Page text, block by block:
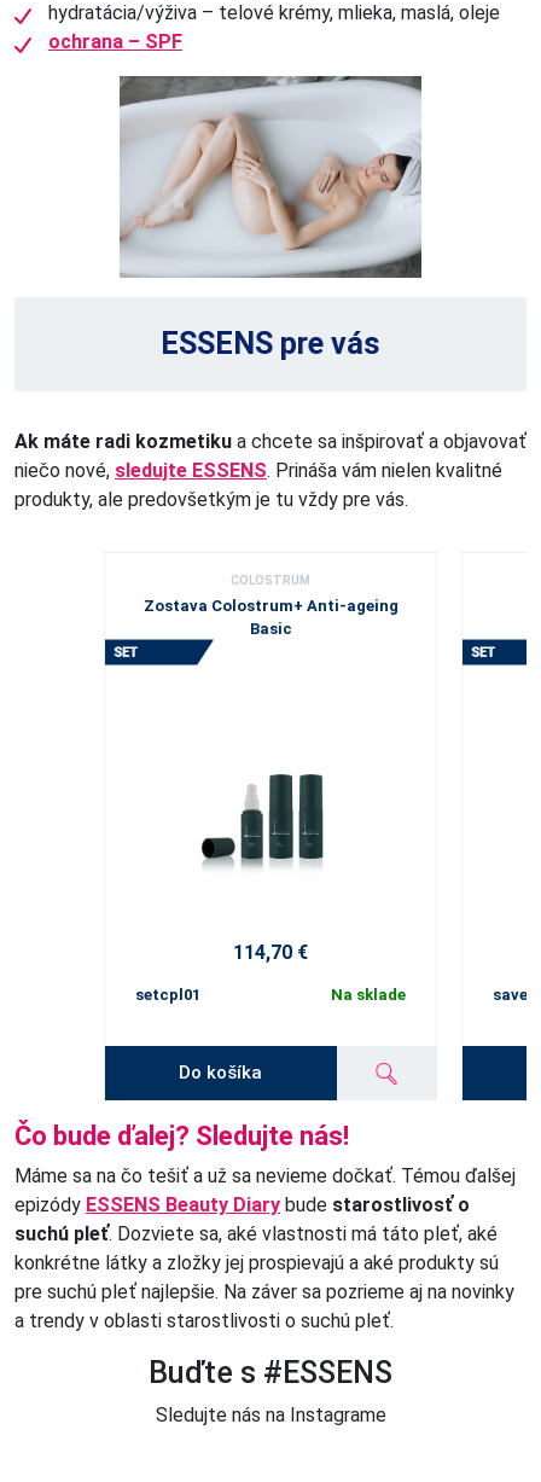
hydratácia/výživa – telové krémy, mlieka, maslá, oleje
ochrana – SPF
ESSENS pre vás
Ak máte radi kozmetiku a chcete sa inšpirovať a objavovať
niečo nové, sledujte ESSENS. Prináša vám nielen kvalitné
produkty, ale predovšetkým je tu vždy pre vás.
COLOSTRUM
Zostava Colostrum+ Anti-ageing
Basic
114,70 €
setcpl01 Na sklade
Do košíka
Čo bude ďalej? Sledujte nás!
Máme sa na čo tešiť a už sa nevieme dočkať. Témou ďalšej
epizódy ESSENS Beauty Diary bude starostlivosť o
suchú pleť. Dozviete sa, aké vlastnosti má táto pleť, aké
konkrétne látky a zložky jej prospievajú a aké produkty sú
pre suchú pleť najlepšie. Na záver sa pozrieme aj na novinky
a trendy v oblasti starostlivosti o suchú pleť.
Buďte s #ESSENS
Sledujte nás na Instagrame